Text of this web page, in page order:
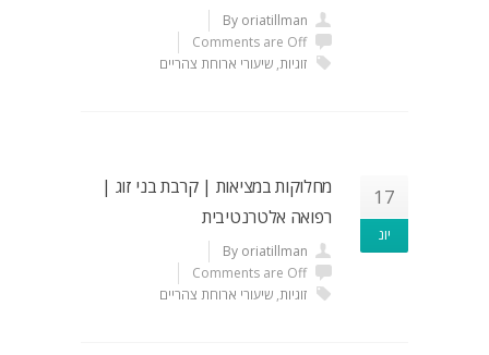
By oriatillman
Comments are Off
זוגיות, שיעורי ארוחת צהריים
17
יונ
מחלוקות במציאות | קרבת בני זוג |
רפואה אלטרנטיבית
By oriatillman
Comments are Off
זוגיות, שיעורי ארוחת צהריים